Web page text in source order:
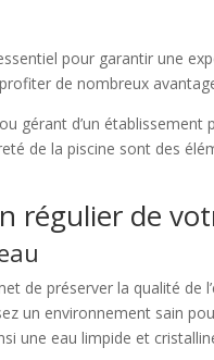
pour garantir une
de nombreux
gérant d’un
de la piscine sont des
régulier de
de préserver la qualité
un environnement sain
une eau limpide et